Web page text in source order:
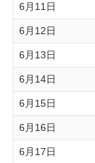
6月11日
6月12日
6月13日
6月14日
6月15日
6月16日
6月17日